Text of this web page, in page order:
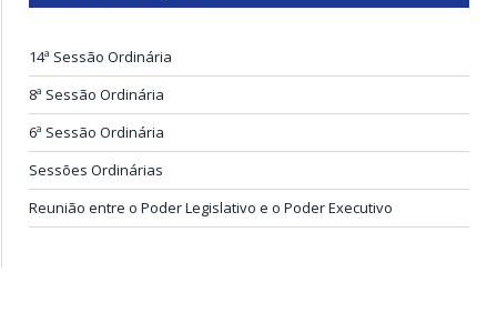
14ª Sessão Ordinária
8ª Sessão Ordinária
6ª Sessão Ordinária
Sessões Ordinárias
Reunião entre o Poder Legislativo e o Poder Executivo